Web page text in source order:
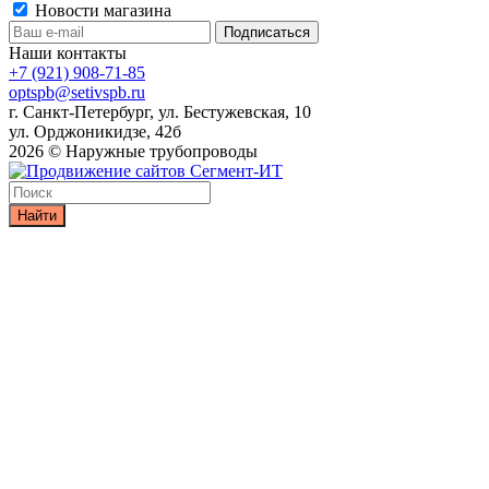
Новости магазина
Наши контакты
+7 (921) 908-71-85
optspb@setivspb.ru
г. Санкт-Петербург, ул. Бестужевская, 10
ул. Орджоникидзе, 42б
2026 © Наружные трубопроводы
Найти